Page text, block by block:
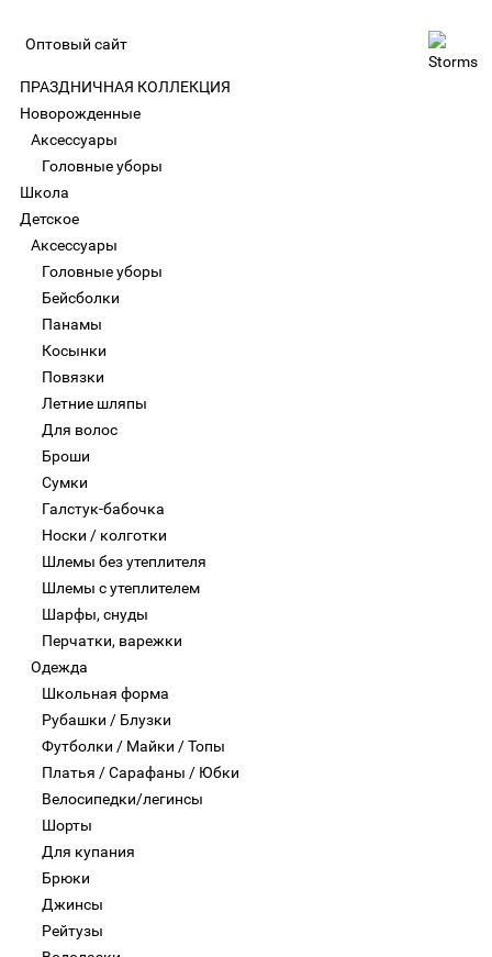
Оптовый сайт
ПРАЗДНИЧНАЯ КОЛЛЕКЦИЯ
Новорожденные
Аксессуары
Головные уборы
Школа
Детское
Аксессуары
Головные уборы
Бейсболки
Панамы
Косынки
Повязки
Летние шляпы
Для волос
Броши
Сумки
Галстук-бабочка
Носки / колготки
Шлемы без утеплителя
Шлемы с утеплителем
Шарфы, снуды
Перчатки, варежки
Одежда
Школьная форма
Рубашки / Блузки
Футболки / Майки / Топы
Платья / Сарафаны / Юбки
Велосипедки/легинсы
Шорты
Для купания
Брюки
Джинсы
Рейтузы